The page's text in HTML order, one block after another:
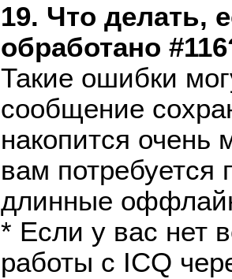
19. Что делать,
обработано
Такие ошибки
сообщение
накопится очень
вам потребуется
длинные
* Если у вас нет
работы с ICQ